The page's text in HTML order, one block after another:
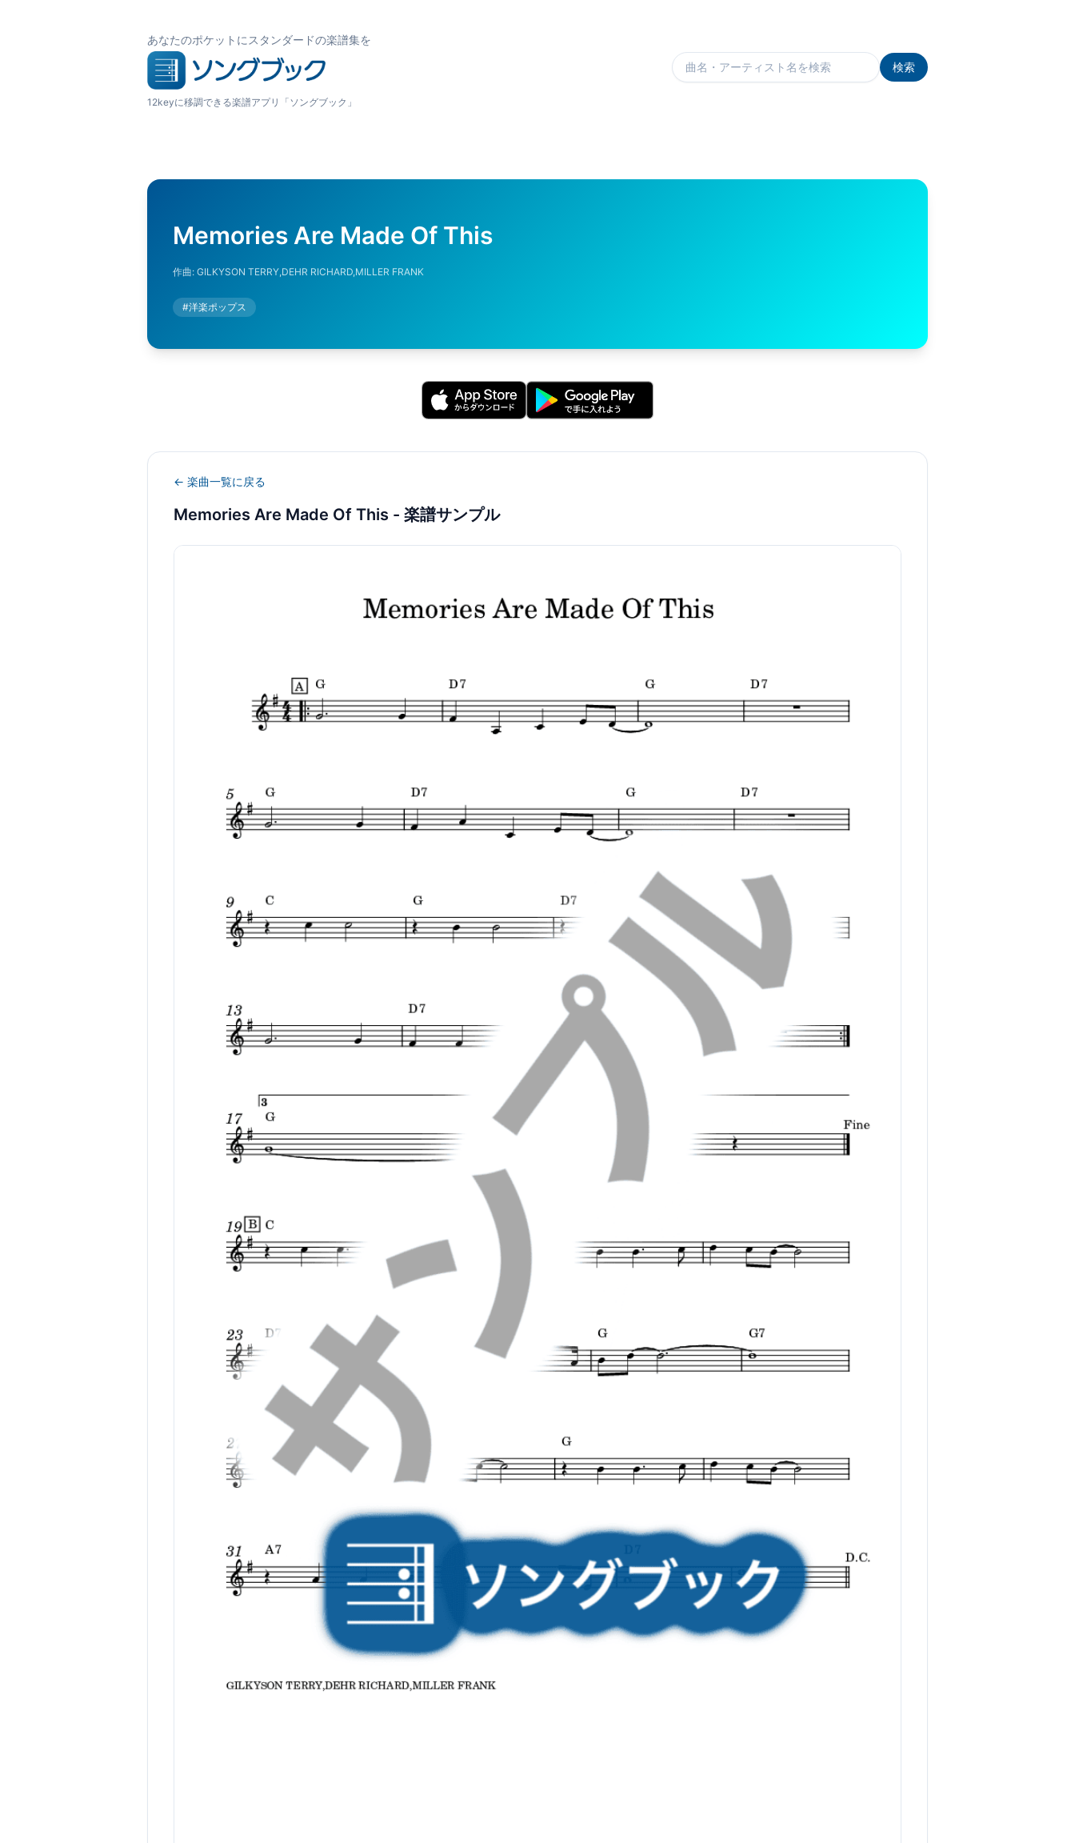
あなたのポケットにスタンダードの楽譜集を
12keyに移調できる楽譜アプリ「ソングブック」
楽曲を検索
検索
Memories Are Made Of This
作曲: GILKYSON TERRY,DEHR RICHARD,MILLER FRANK
#洋楽ポップス
← 楽曲一覧に戻る
Memories Are Made Of This - 楽譜サンプル